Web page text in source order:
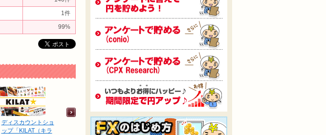
1件
99%
ディスカウントショ
ップ「KILAT（キラ
海洋深層水「天海の
水 お試し3本セッ
高級フライパン
「ruhru(ルール)」
使い捨てコンタクト
レンズ通販